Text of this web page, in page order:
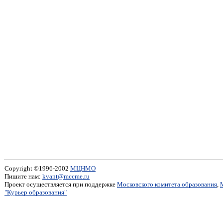
Copyright ©1996-2002 МЦНМО
Пишите нам: kvant@mccme.ru
Проект осуществляется при поддержке Московского комитета образования,
"Курьер образования"